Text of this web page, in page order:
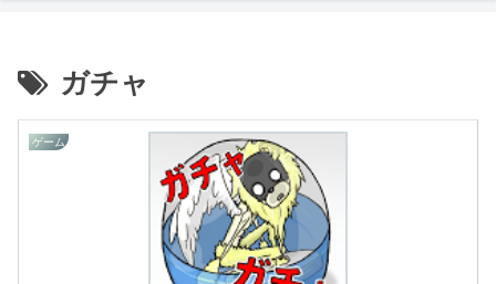
ガチャ
ゲーム